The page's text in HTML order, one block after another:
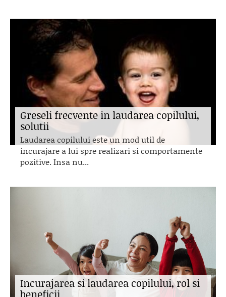
Greseli frecvente in laudarea copilului,
solutii
Laudarea copilului este un mod util de
incurajare a lui spre realizari si comportamente
pozitive. Insa nu...
Incurajarea si laudarea copilului, rol si
beneficii